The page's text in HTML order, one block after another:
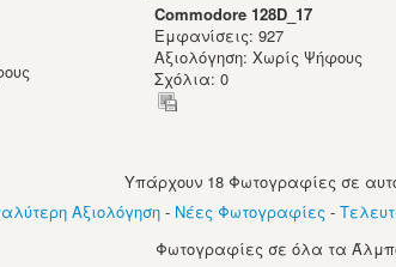
Commodore 128D_17
Εμφανίσεις: 927
Αξιολόγηση: Χωρίς Ψήφους
Σχόλια: 0
Υπάρχουν 18 Φωτογραφίες σε
Αξιολόγηση- Νέες Φωτογραφίες -
Φωτογραφίες σε όλα τα